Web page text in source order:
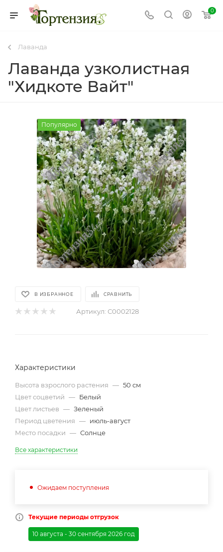
0
Лаванда
Лаванда узколистная
"Хидкоте Вайт"
Популярно
В ИЗБРАННОЕ СРАВНИТЬ
Артикул: С0002128
Характеристики
Высота взрослого растения — 50 см
Цвет соцветий — Белый
Цвет листьев — Зеленый
Период цветения — июль-август
Место посадки — Солнце
Все характеристики
Ожидаем поступления
Текущие периоды отгрузок
10 августа - 30 сентября 2026 год